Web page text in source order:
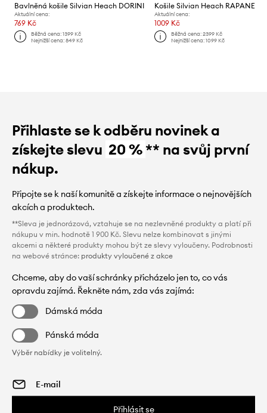
Bavlněná košile Silvian Heach DORINI
Aktuální cena:
769 Kč
Běžná cena:1399 Kč
Nejnižší cena:849 Kč
Košile Silvian Heach RAPANE
Aktuální cena:
1009 Kč
Běžná cena: 2399 Kč
Nejnižší cena: 1099 Kč
Přihlaste se k odběru novinek a
získejte slevu 20 %** na svůj první
nákup.
Připojte se k naší komunitě a získejte informace o nejnovějších
akcích a produktech.
**Sleva je jednorázová, vztahuje se na nezlevněné produkty a platí při
nákupu v min. hodnotě 1 900 Kč. Slevu nelze kombinovat s jinými
akcemi a některé produkty mohou být ze slevy vyloučeny. Podrobnosti
na webové stránce: produkty vyloučené z akce
Chceme, aby do vaší schránky přicházelo jen to, co vás
opravdu zajímá. Řekněte nám, zda vás zajímá:
Dámská móda
Pánská móda
Výběr nabídky je volitelný.
Přihlásit se